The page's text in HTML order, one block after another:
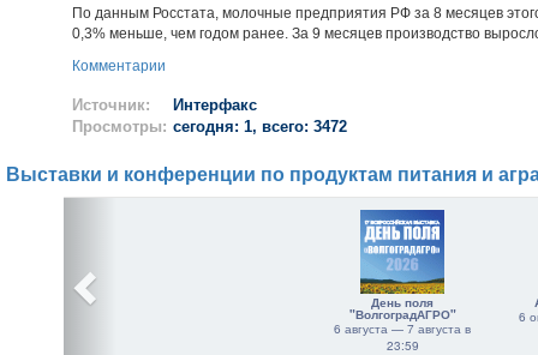
По данным Росстата, молочные предприятия РФ за 8 месяцев
0,3% меньше, чем годом ранее. За 9 месяцев производство
Комментарии
Источник:
Интерфакс
Просмотры: сегодня: 1, всего: 3472
Выставки и конференции по продуктам питания и
День поля
"ВолгоградАГРО"
6 августа — 7 августа в
23:59
6